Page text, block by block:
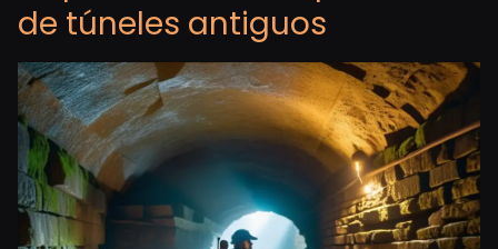
de túneles antiguos